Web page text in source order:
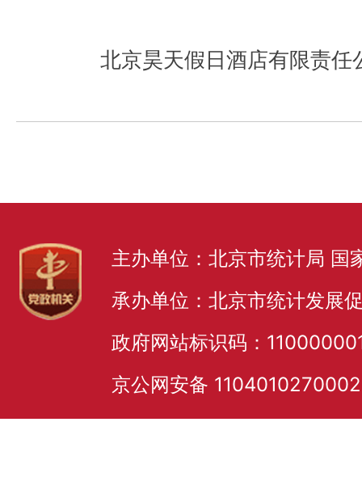
北京昊天假日酒店有限责任
主办单位：北京市统计局 国
承办单位：北京市统计发展
政府网站标识码：
京公网安备